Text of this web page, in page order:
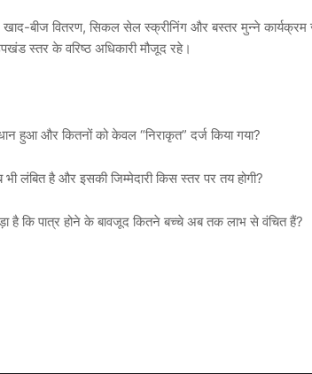
खाद-बीज वितरण, सिकल सेल स्क्रीनिंग और बस्तर मुन्ने
स्तर के वरिष्ठ अधिकारी मौजूद रहे।
हुआ और कितनों को केवल “निराकृत” दर्ज किया गया?
लंबित है और इसकी जिम्मेदारी किस स्तर पर तय होगी?
है कि पात्र होने के बावजूद कितने बच्चे अब तक लाभ से वंचित हैं?